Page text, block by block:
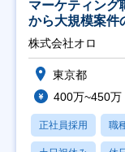
マーケティング
から大規模案件
修充実】
株式会社オロ
東京都
400万~450万
正社員採用 職